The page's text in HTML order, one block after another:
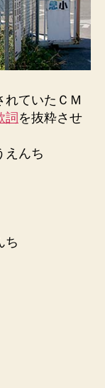
れていたＣＭ
詞 を抜粋させ
んち
ち